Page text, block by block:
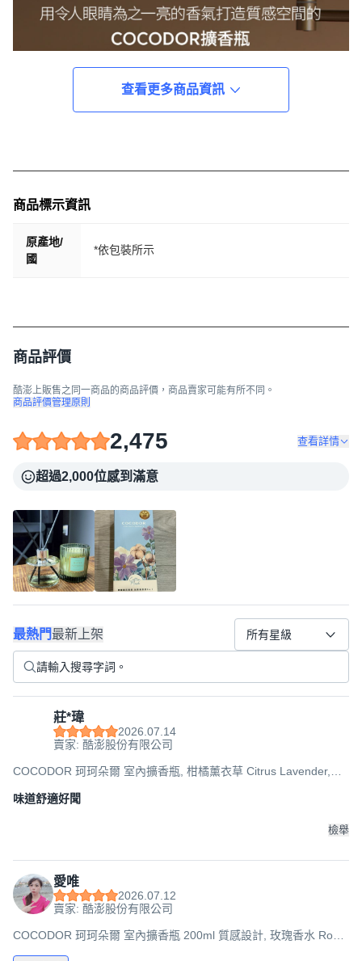
查看更多商品資訊
商品標示資訊
原產地/
國
*依包裝所示
商品評價
酷澎上販售之同一商品的商品評價，商品賣家可能有所不同。
商品評價管理原則
2,475 查看詳情
超過2,000位感到滿意
最熱門最新上架 所有星級
莊*瑋
2026.07.14
賣家: 酷澎股份有限公司
COCODOR 珂珂朵爾 室內擴香瓶, 柑橘薰衣草 Citrus Lavender,
味道舒適好聞
檢舉
愛唯
2026.07.12
賣家: 酷澎股份有限公司
COCODOR 珂珂朵爾 室內擴香瓶 200ml 質感設計, 玫瑰香水 Rose